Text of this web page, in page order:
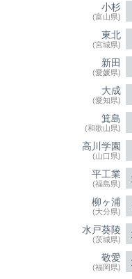
小杉
(富山県)
東北
(宮城県)
新田
(愛媛県)
大成
(愛知県)
箕島
(和歌山県)
高川学園
(山口県)
平工業
(福島県)
柳ヶ浦
(大分県)
水戸葵陵
(茨城県)
敬愛
(福岡県)